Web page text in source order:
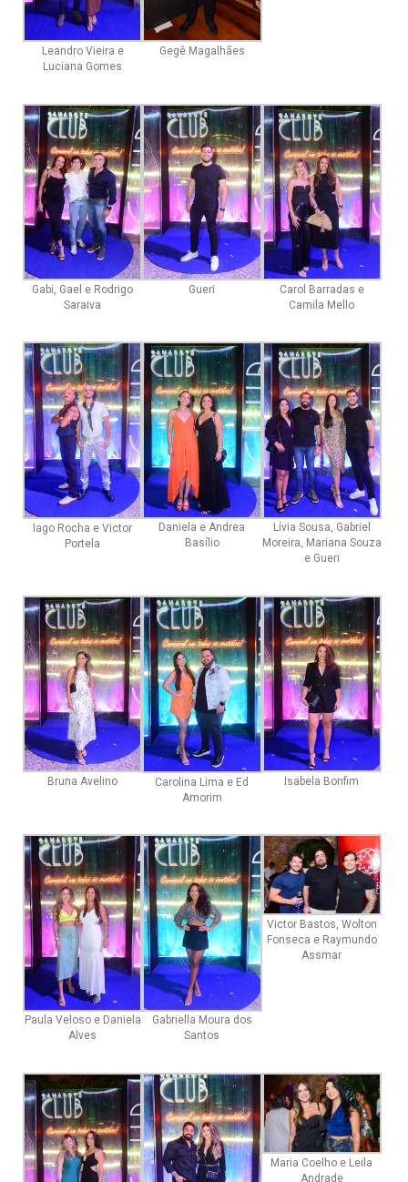
Leandro Vieira e
Luciana Gomes
Gegê Magalhães
Gabi, Gael e Rodrigo
Saraiva
Gueri
Carol Barradas e
Camila Mello
Iago Rocha e Victor
Portela
Daniela e Andrea
Basílio
Lívia Sousa, Gabriel
Moreira, Mariana Souza
e Gueri
Bruna Avelino
Carolina Lima e Ed
Amorim
Isabela Bonfim
Paula Veloso e Daniela
Alves
Gabriella Moura dos
Santos
Victor Bastos, Wolton
Fonseca e Raymundo
Assmar
Maria Coelho e Leila
Andrade